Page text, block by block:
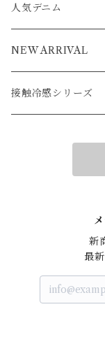
カーディガン
ブルゾン
ポンチョ
アウター
コート
ベスト
人気デニム
NEW ARRIVAL
接触冷感シリーズ
新
最